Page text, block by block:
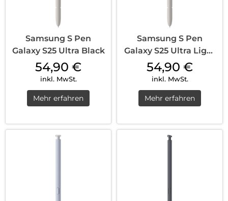
Samsung S Pen
Galaxy S25 Ultra Black
54,90 €
inkl. MwSt.
Mehr erfahren
Samsung S Pen
Galaxy S25 Ultra Light
Grey
54,90 €
inkl. MwSt.
Mehr erfahren